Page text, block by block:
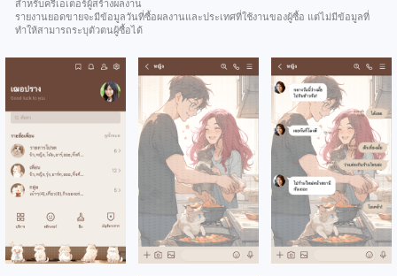
สำหรับครีเอเตอร์ผู้สร้างผลงาน
รายงานยอดขายจะมีข้อมูลวันที่ซื้อผลงานและประเทศที่ใช้งานของผู้ซื้อ แต่ไม่มีข้อมูลที่
ทำให้สามารถระบุตัวตนผู้ซื้อได้